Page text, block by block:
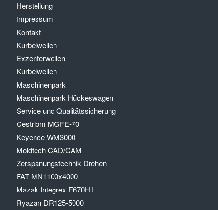
Herstellung
Impressum
Kontakt
Kurbelwellen
Exzenterwellen
Kurbelwellen
Maschinenpark
Maschinenpark Hückeswagen
Service und Qualitätssicherung
Cestriom MGFE-70
Keyence WM3000
Moldtech CAD/CAM
Zerspanungstechnik Drehen
FAT MN1100x4000
Mazak Integrex E670HII
Ryazan DR125-5000